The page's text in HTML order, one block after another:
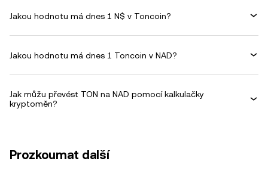
Jakou hodnotu má dnes 1 N$ v Toncoin?
Jakou hodnotu má dnes 1 Toncoin v NAD?
Jak můžu převést TON na NAD pomocí kalkulačky
kryptoměn?
Prozkoumat další